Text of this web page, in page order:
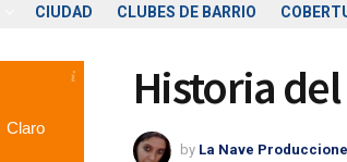
CIUDAD CLUBES DE BARRIO
Historia
by La Nave
Claro